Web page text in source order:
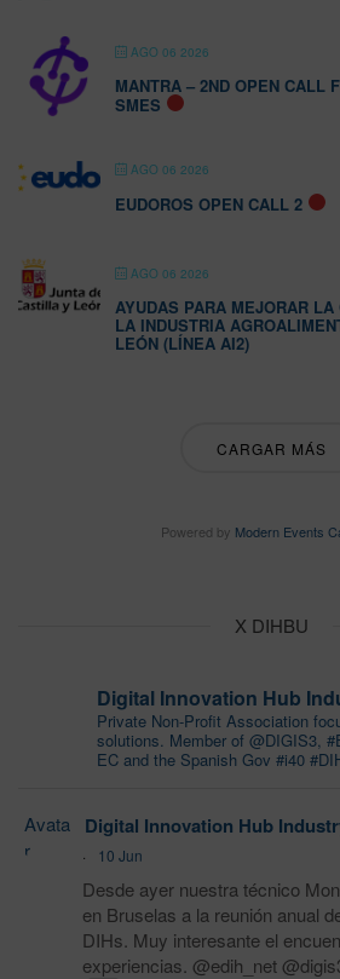
AGO 06 2026
MANTRA – 2ND OPEN CALL
SMES
AGO 06 2026
EUDOROS OPEN CALL 2
AGO 06 2026
AYUDAS PARA MEJORAR
LA INDUSTRIA
LEÓN (LÍNEA AI2)
CARGAR MÁS
Powered by Modern Events
X DIHBU
Digital Innovation Hub
Private Non-Profit Association
solutions. Member of @DIGIS3,
EC and the Spanish Gov #i40
Avata
r
Digital Innovation Hub
·
10 Jun
Desde ayer nuestra técnico
en Bruselas a la reunión anual
DIHs. Muy interesante el
experiencias. @edih_net